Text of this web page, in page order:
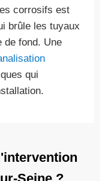
corrosifs est
brûle les tuyaux
de fond. Une
qui